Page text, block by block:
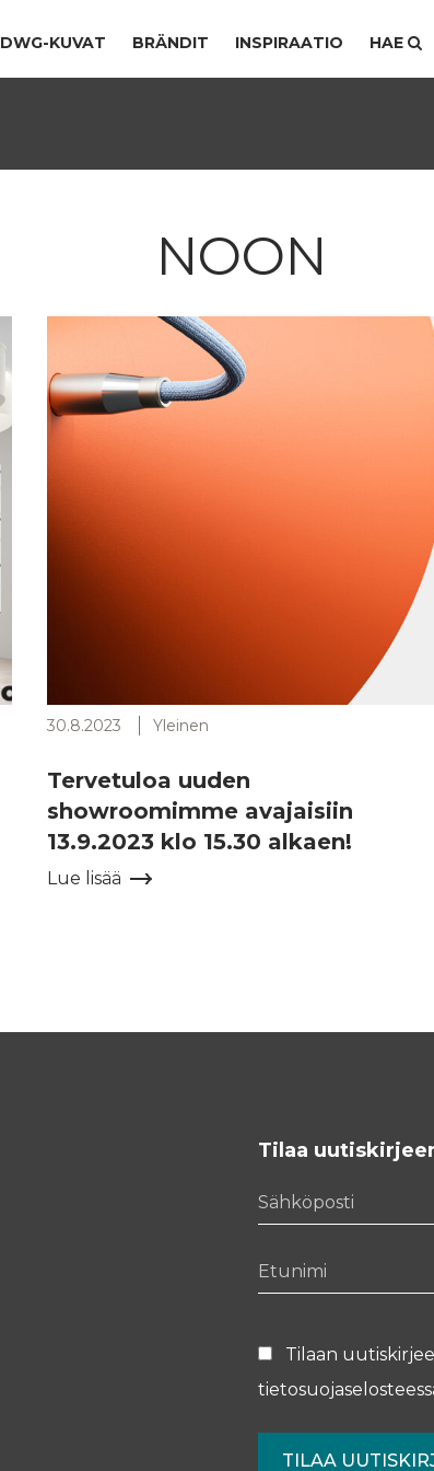
DWG-KUVAT BRÄNDIT INSPIRAATIO HAE
NOON
30.8.2023 Yleinen
Tervetuloa uuden
showroomimme avajaisiin
13.9.2023 klo 15.30 alkaen!
Lue lisää
Tilaa
Sähköposti
Etunimi
Tilaan